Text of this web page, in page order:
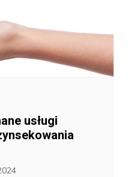
usługi